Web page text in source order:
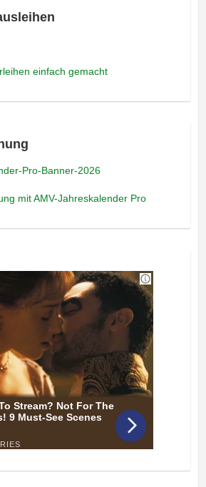
einfach gemacht
mit AMV-Jahreskalender Pro